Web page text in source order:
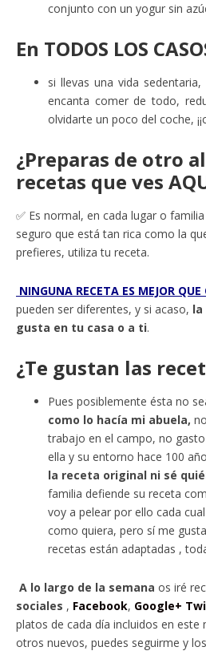
conjunto con un yogur sin
En TODOS LOS
si llevas una vida
encanta comer de todo,
olvidarte un poco del coche,
¿Preparas de otro
recetas que ves
✅ Es normal, en cada lugar o familia
seguro que está tan rica como la
prefieres, utiliza tu receta.
NINGUNA RECETA ES MEJOR
pueden ser diferentes, y si acaso, la
gusta en tu casa o a ti.
¿Te gustan las
Pues posiblemente ésta no
como lo hacía mi abuela,
trabajo en el campo, no
ella y su entorno hace 100
la receta original ni sé
familia defiende su receta
voy a pelear por ello cada
como quiera, pero sí me
recetas están adaptadas ,
A lo largo de la semana os iré
sociales , Facebook, Google+
platos de cada día incluidos en este
otros nuevos, puedes seguirme y